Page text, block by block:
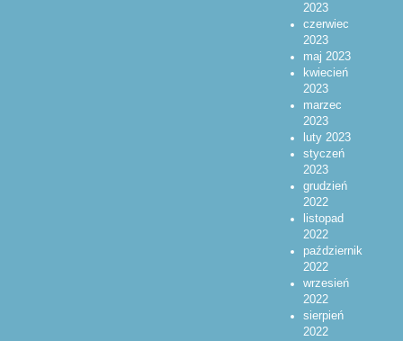
2023
czerwiec
2023
maj 2023
kwiecień
2023
marzec
2023
luty 2023
styczeń
2023
grudzień
2022
listopad
2022
październik
2022
wrzesień
2022
sierpień
2022